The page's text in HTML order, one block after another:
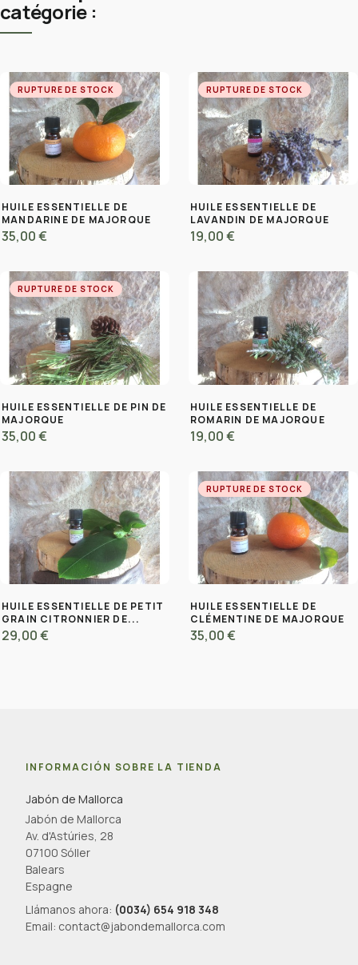
catégorie :
RUPTURE DE STOCK
HUILE ESSENTIELLE DE
MANDARINE DE MAJORQUE
35,00 €
RUPTURE DE STOCK
HUILE ESSENTIELLE DE
LAVANDIN DE MAJORQUE
19,00 €
RUPTURE DE STOCK
HUILE ESSENTIELLE DE PIN DE
MAJORQUE
35,00 €
HUILE ESSENTIELLE DE
ROMARIN DE MAJORQUE
19,00 €
HUILE ESSENTIELLE DE PETIT
GRAIN CITRONNIER DE...
29,00 €
RUPTURE DE STOCK
HUILE ESSENTIELLE DE
CLÉMENTINE DE MAJORQUE
35,00 €
INFORMACIÓN SOBRE LA TIENDA
Jabón de Mallorca
Jabón de Mallorca
Av. d'Astúries, 28
07100 Sóller
Balears
Espagne
Llámanos ahora: (0034) 654 918 348
Email: contact@jabondemallorca.com